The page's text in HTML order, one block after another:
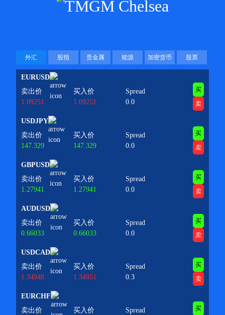
外汇 股指 贵金属 能源 加密货币 股票
EURUSD
卖出价
1.09251
买入价
1.09251
Spread
0.0
买
卖
USDJPY
卖出价
147.329
买入价
147.329
Spread
0.0
买
卖
GBPUSD
卖出价
1.27941
买入价
1.27941
Spread
0.0
买
卖
AUDUSD
卖出价
0.66033
买入价
0.66033
Spread
0.0
买
卖
USDCAD
卖出价
1.34948
买入价
1.34951
Spread
0.3
买
卖
EURCHF
卖出价
买入价
Spread
买